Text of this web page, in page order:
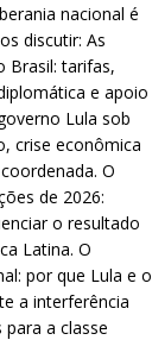
nacional é
discutir: As
Brasil: tarifas,
e apoio
Lula sob
crise econômica
O
de 2026:
o resultado
Latina. O
por que Lula e o
a interferência
para a classe